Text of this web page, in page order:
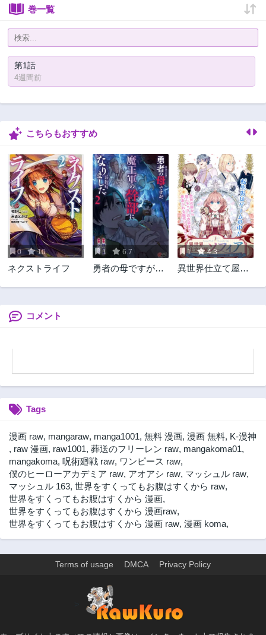
巻一覧
第1話
4週間前
こちらもおすすめ
0 10
ネクストライフ
1 6.7
勇者の母ですが、
1 4.3
異世界仕立て屋ソ
ってみんなの暮ら
コメント
Tags
漫画 raw, mangaraw, manga1001, 無料 漫画, 漫画 無料, K-漫神
, raw 漫画, raw1001, 葬送のフリーレン raw, mangakoma01,
mangakoma, 呪術廻戦 raw, ワンピース raw,
僕のヒーローアカデミア raw, アオアシ raw, マッシュル raw,
マッシュル 163, 世界をすくってもお腹はすくから raw,
世界をすくってもお腹はすくから 漫画,
世界をすくってもお腹はすくから 漫画raw,
世界をすくってもお腹はすくから 漫画 raw, 漫画 koma,
Terms of usage DMCA Privacy Policy